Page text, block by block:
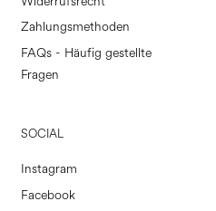
Zahlungsmethoden
FAQs - Häufig gestellte
Fragen
SOCIAL
Instagram
Facebook